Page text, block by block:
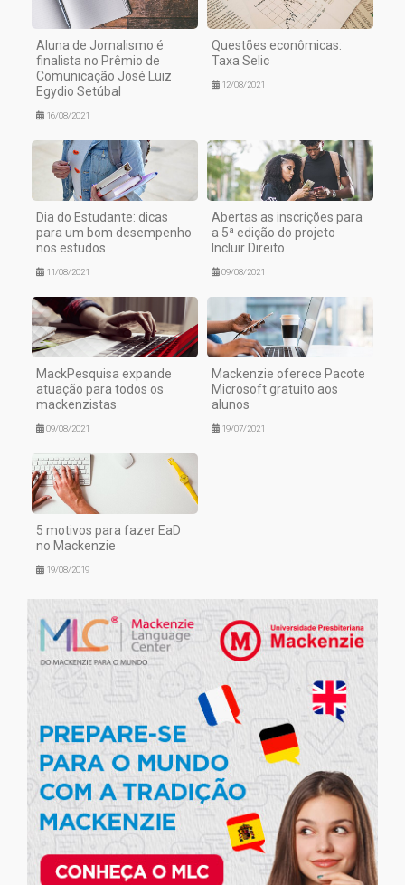
Aluna de Jornalismo é
finalista no Prêmio de
Comunicação José Luiz
Egydio Setúbal
16/08/2021
Questões econômicas:
Taxa Selic
12/08/2021
Dia do Estudante: dicas
para um bom desempenho
nos estudos
11/08/2021
Abertas as inscrições para
a 5ª edição do projeto
Incluir Direito
09/08/2021
MackPesquisa expande
atuação para todos os
mackenzistas
09/08/2021
Mackenzie oferece Pacote
Microsoft gratuito aos
alunos
19/07/2021
5 motivos para fazer EaD
no Mackenzie
19/08/2019